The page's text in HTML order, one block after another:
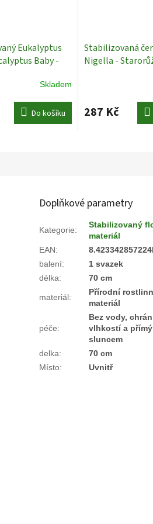
Eukalyptus
Baby -
RostlinySkladem
Do košíku
Stabilizovaná
Nigella -
287 Kč
Doplňkové parametry
Kategorie:
Stabilizovaný
materiál
EAN:
balení:
1 svazek
délka: 70 cm
materiál:
Přírodní
materiál
péče:
Bez vody,
vlhkostí a
sluncem
delka:
70 cm
Místo: Uvnitř